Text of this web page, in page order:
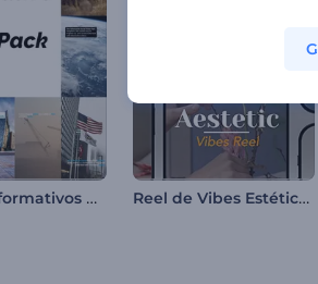
Vídeos Informativos para Redes Sociais Reel de Vibes Estéticas